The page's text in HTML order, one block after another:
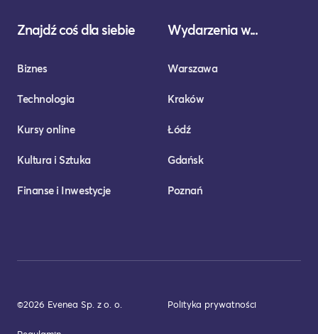
Znajdź coś dla siebie
Biznes
Technologia
Kursy online
Kultura i Sztuka
Finanse i Inwestycje
Wydarzenia w...
Warszawa
Kraków
Łódź
Gdańsk
Poznań
©2026 Evenea Sp. z o. o. Polityka prywatności